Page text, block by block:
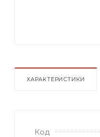
ХАРАКТЕРИСТИКИ
Код